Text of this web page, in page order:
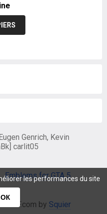
les performances du site
ОК
Genrich, Kevin
carlit05
Emblems for GTA 5
by Squier